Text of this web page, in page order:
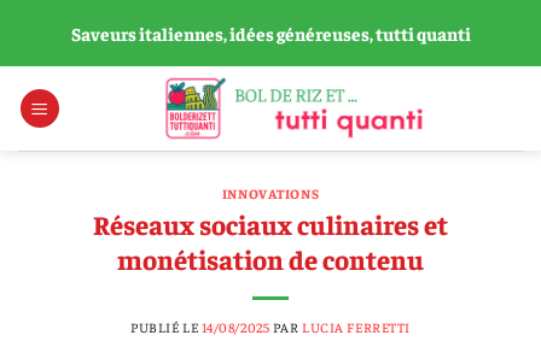
contenu
Saveurs italiennes, idées généreuses, tutti quanti
INNOVATIONS
Réseaux sociaux culinaires et
monétisation de contenu
PUBLIÉ LE 14/08/2025 PAR LUCIA FERRETTI